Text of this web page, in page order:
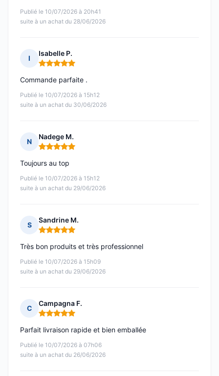
Publié le 10/07/2026 à 20h41
suite à un achat du 28/06/2026
I
Isabelle P.
Note : 5 sur 5
Publié le 10/07/2026 à 15h12
suite à un achat du 30/06/2026
Commande parfaite .
N
Nadege M.
Note : 5 sur 5
Publié le 10/07/2026 à 15h12
suite à un achat du 29/06/2026
Toujours au top
S
Sandrine M.
Note : 5 sur 5
Publié le 10/07/2026 à 15h09
suite à un achat du 29/06/2026
Très bon produits et très professionnel
C
Campagna F.
Note : 5 sur 5
Publié le 10/07/2026 à 07h06
suite à un achat du 26/06/2026
Parfait livraison rapide et bien emballée